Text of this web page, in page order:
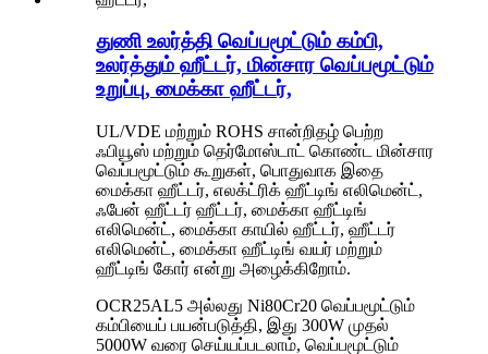
துணி உலர்த்தி வெப்பமூட்டும் கம்பி,
உலர்த்தும் ஹீட்டர், மின்சார வெப்பமூட்டும்
உறுப்பு, மைக்கா ஹீட்டர்,
UL/VDE மற்றும் ROHS சான்றிதழ் பெற்ற
ஃபியூஸ் மற்றும் தெர்மோஸ்டாட் கொண்ட மின்சார
வெப்பமூட்டும் கூறுகள், பொதுவாக இதை
மைக்கா ஹீட்டர், எலக்ட்ரிக் ஹீட்டிங் எலிமென்ட்,
ஃபேன் ஹீட்டர் ஹீட்டர், மைக்கா ஹீட்டிங்
எலிமென்ட், மைக்கா காயில் ஹீட்டர், ஹீட்டர்
எலிமென்ட், மைக்கா ஹீட்டிங் வயர் மற்றும்
ஹீட்டிங் கோர் என்று அழைக்கிறோம்.
OCR25AL5 அல்லது Ni80Cr20 வெப்பமூட்டும்
கம்பியைப் பயன்படுத்தி, இது 300W முதல்
5000W வரை செய்யப்படலாம், வெப்பமூட்டும்